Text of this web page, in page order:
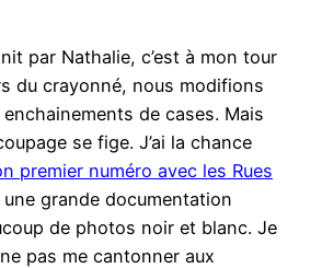
par Nathalie, c’est à mon tour
du crayonné, nous modifions
de cases. Mais
se fige. J’ai la chance
premier numéro avec les Rues
une grande documentation
de photos noir et blanc. Je
pas me cantonner aux